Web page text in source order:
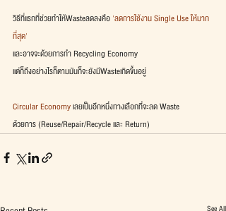
วิธีที่แรกที่ช่วยทำให้Wasteลดลงคือ 'ลดการใช้งาน Single Use ให้มาก
ที่สุด'
และอาจจะด้วยการทำ Recycling Economy
แต่ก็ถึงอย่างไรก็ตามมันก็จะยังมีWasteเกิดขึ้นอยู่
Circular Economy เลยเป็นอีกหนึ่งทางเลือกที่จะลด Waste
ด้วยการ (Reuse/Repair/Recycle และ Return)